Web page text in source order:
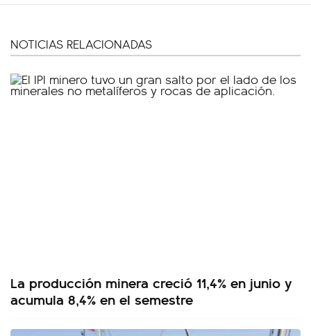
NOTICIAS RELACIONADAS
La producción minera creció 11,4% en junio y
acumula 8,4% en el semestre